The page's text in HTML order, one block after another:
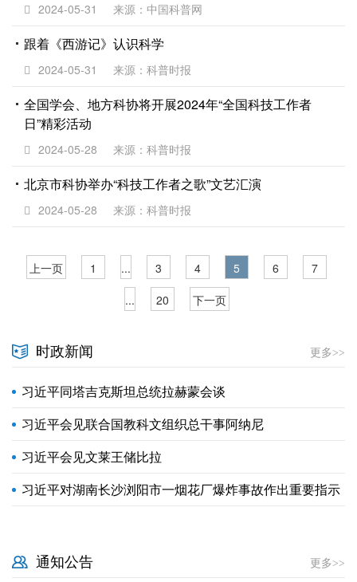
2024-05-31 来源：中国科普网
跟着《西游记》认识科学
2024-05-31 来源：科普时报
全国学会、地方科协将开展2024年“全国科技工作者
日”精彩活动
2024-05-28 来源：科普时报
北京市科协举办“科技工作者之歌”文艺汇演
2024-05-28 来源：科普时报
上一页 1 ... 3 4 5 6
7
...
20 下一页
时政新闻 更多>>
习近平同塔吉克斯坦总统拉赫蒙会谈
习近平会见联合国教科文组织总干事阿纳尼
习近平会见文莱王储比拉
习近平对湖南长沙浏阳市一烟花厂爆炸事故作出重要指示
通知公告 更多>>